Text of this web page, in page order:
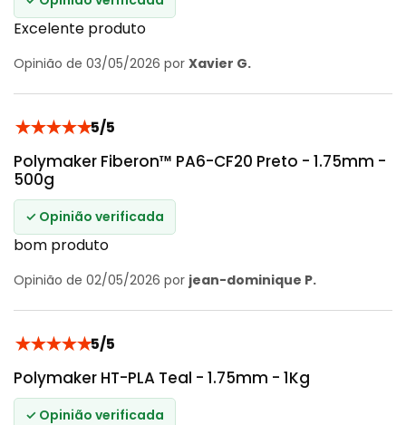
Excelente produto
Opinião de 03/05/2026 por Xavier G.
★★★★★5/5
Polymaker Fiberon™ PA6-CF20 Preto - 1.75mm -
500g
✓ Opinião verificada
bom produto
Opinião de 02/05/2026 por jean-dominique P.
★★★★★5/5
Polymaker HT-PLA Teal - 1.75mm - 1Kg
✓ Opinião verificada